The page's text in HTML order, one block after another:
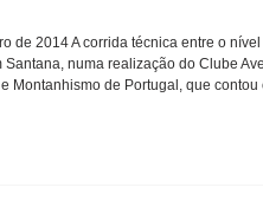
de 2014 A corrida técnica entre o
numa realização do Clube
Montanhismo de Portugal, que